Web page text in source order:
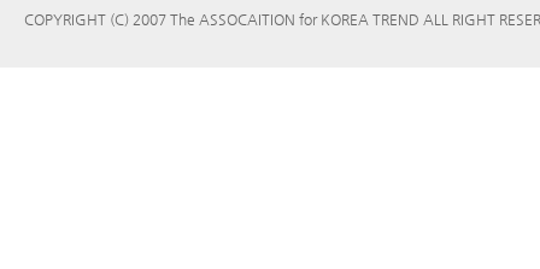
COPYRIGHT (C) 2007 The ASSOCAITION for KOREA TREND ALL RIGHT